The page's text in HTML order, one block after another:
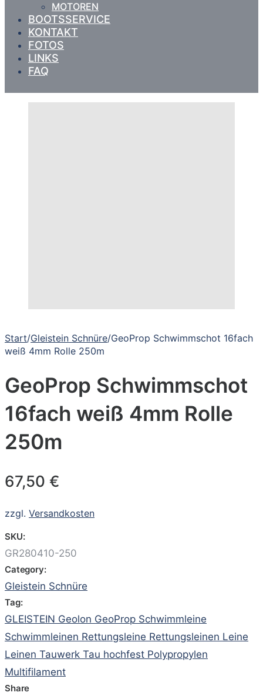
MOTOREN
BOOTSSERVICE
KONTAKT
FOTOS
LINKS
FAQ
Start/Gleistein Schnüre/GeoProp Schwimmschot 16fach
weiß 4mm Rolle 250m
GeoProp Schwimmschot
16fach weiß 4mm Rolle
250m
67,50 €
zzgl. Versandkosten
SKU:
GR280410-250
Category:
Gleistein Schnüre
Tag:
GLEISTEIN Geolon GeoProp Schwimmleine
Schwimmleinen Rettungsleine Rettungsleinen Leine
Leinen Tauwerk Tau hochfest Polypropylen
Multifilament
Share